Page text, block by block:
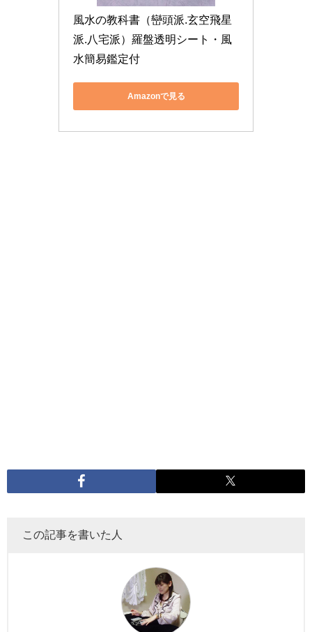
風水の教科書（巒頭派.玄空飛星
派.八宅派）羅盤透明シート・風
水簡易鑑定付
Amazonで見る
この記事を書いた人